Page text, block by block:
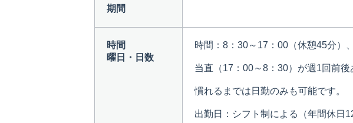
期間
時間
曜日・日数
時間：8：30～17：00（休憩45分）、
当直（17：00～8：30）が週1回前
慣れるまでは日勤のみも可能です。
出勤日：シフト制による（年間休日